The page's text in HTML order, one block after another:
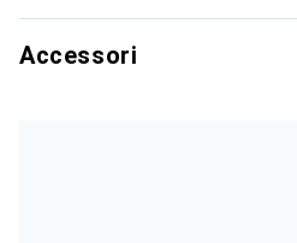
Accessori